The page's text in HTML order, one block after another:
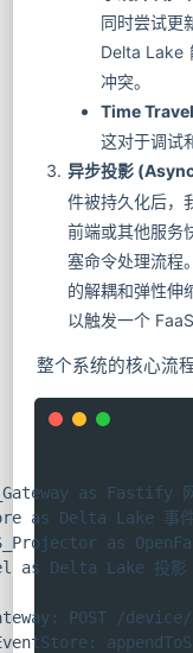
同时尝试更
Delta Lake
冲突。
Time
这对于调试
异步投影
件被持久化后，
前端或其他服务
塞命令处理流程
的解耦和弹性伸
以触发一个
整个系统的核心流程
as Fastify
as Delta Lake 事
as
as Delta Lake 投影
POST /